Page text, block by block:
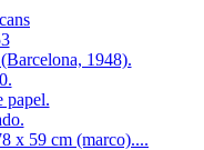
1948).
papel.
x 59 cm (marco)....